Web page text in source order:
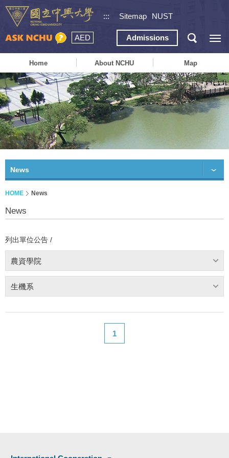
::: Sitemap NUST
AED Admissions
Home About NCHU Map
News
HOME News
News
列出單位公告 /
農資學院
生機系
1